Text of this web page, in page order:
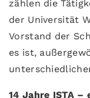
zählen die
der Universität
Vorstand der
es ist,
14 Jahre ISTA –